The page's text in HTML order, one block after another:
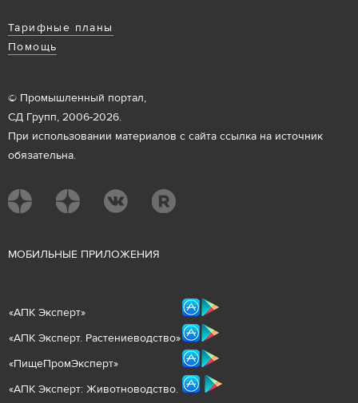
Тарифные планы
Помощь
© Промышленный портал,
СД Групп, 2006-2026.
При использовании материалов с сайта ссылка на источник
обязательна.
МОБИЛЬНЫЕ ПРИЛОЖЕНИЯ
«АПК Эксперт»
«АПК Эксперт. Растениеводство»
«ПищеПромЭксперт»
«АПК Эксперт: Животноводство.